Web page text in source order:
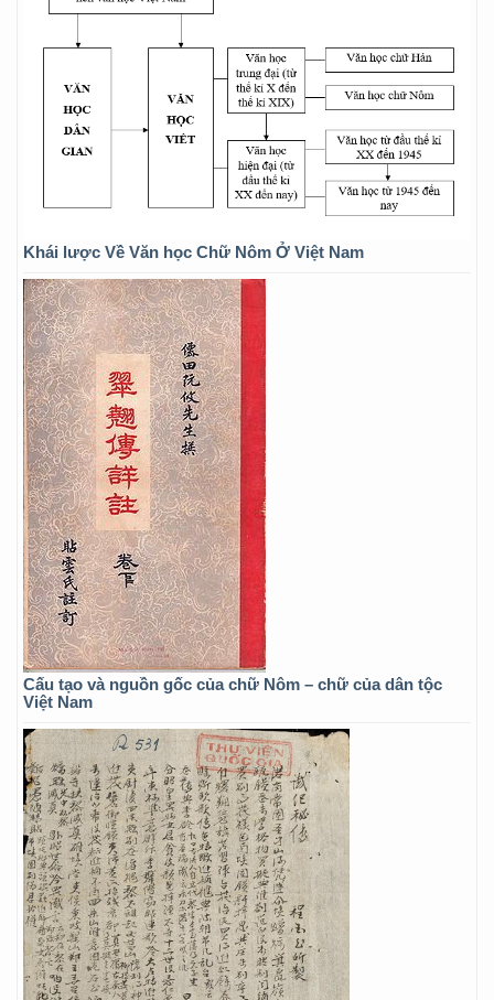
Khái lược Về Văn học Chữ Nôm Ở Việt Nam
Cấu tạo và nguồn gốc của chữ Nôm – chữ của dân tộc
Việt Nam